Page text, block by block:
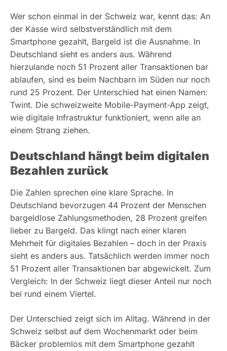
Wer schon einmal in der Schweiz war, kennt das: An
der Kasse wird selbstverständlich mit dem
Smartphone gezahlt, Bargeld ist die Ausnahme. In
Deutschland sieht es anders aus. Während
hierzulande noch 51 Prozent aller Transaktionen bar
ablaufen, sind es beim Nachbarn im Süden nur noch
rund 25 Prozent. Der Unterschied hat einen Namen:
Twint. Die schweizweite Mobile-Payment-App zeigt,
wie digitale Infrastruktur funktioniert, wenn alle an
einem Strang ziehen.
Deutschland hängt beim digitalen
Bezahlen zurück
Die Zahlen sprechen eine klare Sprache. In
Deutschland bevorzugen 44 Prozent der Menschen
bargeldlose Zahlungsmethoden, 28 Prozent greifen
lieber zu Bargeld. Das klingt nach einer klaren
Mehrheit für digitales Bezahlen – doch in der Praxis
sieht es anders aus. Tatsächlich werden immer noch
51 Prozent aller Transaktionen bar abgewickelt. Zum
Vergleich: In der Schweiz liegt dieser Anteil nur noch
bei rund einem Viertel.
Der Unterschied zeigt sich im Alltag. Während in der
Schweiz selbst auf dem Wochenmarkt oder beim
Bäcker problemlos mit dem Smartphone gezahlt